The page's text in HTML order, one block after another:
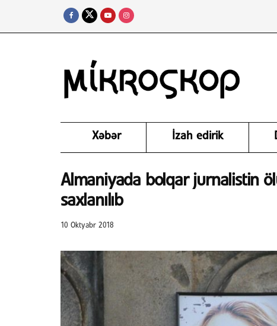
Xəbər İzah edirik
Almaniyada bolqar jurnalistin
saxlanılıb
10 Oktyabr 2018